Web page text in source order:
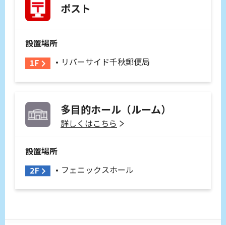
ポスト
設置場所
リバーサイド千秋郵便局
多目的ホール（ルーム）
詳しくはこちら
設置場所
フェニックスホール